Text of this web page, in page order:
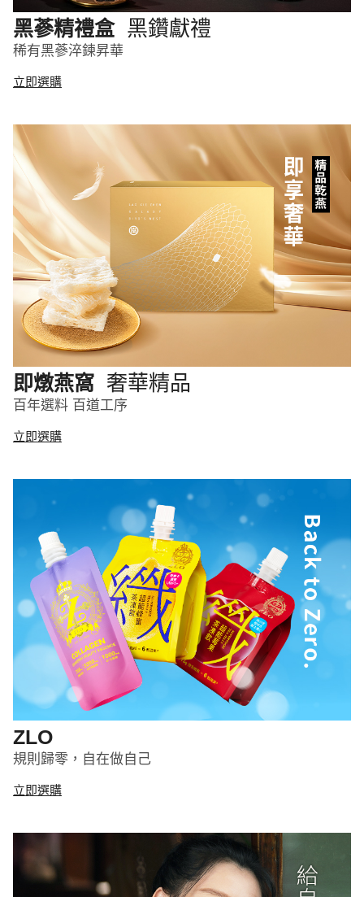
黑蔘精禮盒 黑鑽獻禮
稀有黑蔘淬鍊昇華
立即選購
即燉燕窩 奢華精品
百年選料 百道工序
立即選購
ZLO
規則歸零，自在做自己
立即選購